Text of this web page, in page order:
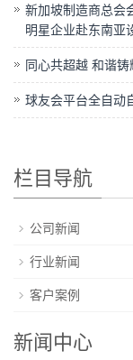
新加坡制造商总会
明星企业赴东南亚
同心共超越 和谐
球友会平台全自动
栏目导航
公司新闻
行业新闻
客户案例
新闻中心